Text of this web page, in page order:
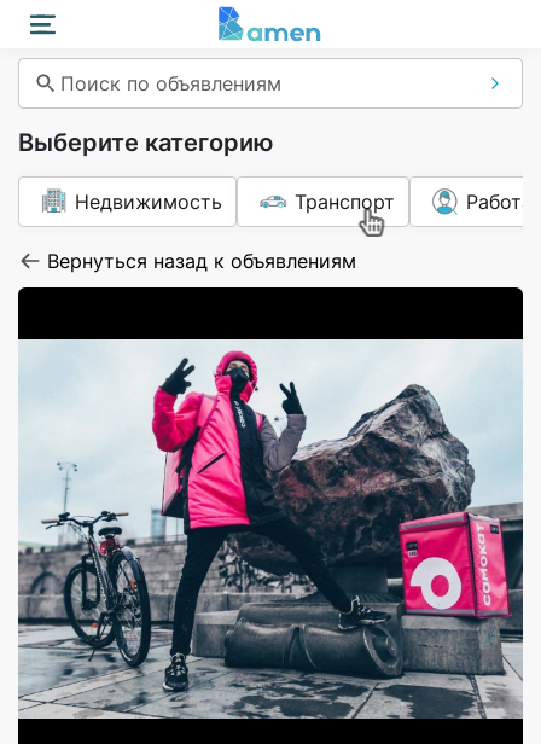
Поиск по объявлениям
Выберите категорию
Недвижимость Транспорт Работа
Вернуться назад к объявлениям